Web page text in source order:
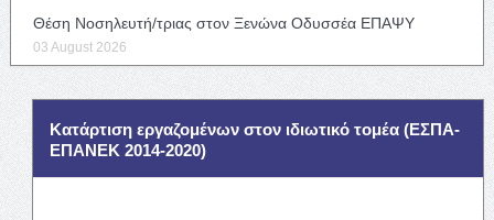
Θέση Νοσηλευτή/τριας στον Ξενώνα Οδυσσέα ΕΠΑΨΥ
03 August 2026
Κατάρτιση εργαζομένων στον ιδιωτικό τομέα (ΕΣΠΑ-
ΕΠΑΝΕΚ 2014-2020)